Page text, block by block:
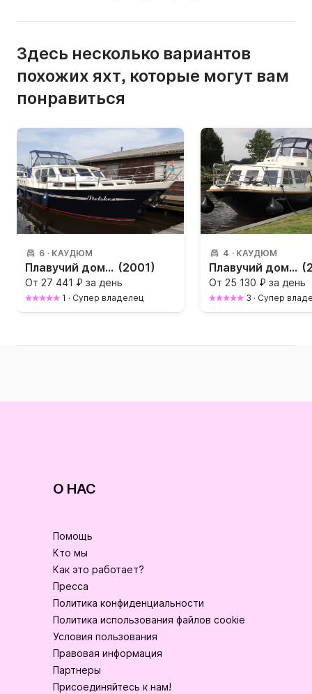
Здесь несколько вариантов
похожих яхт, которые могут вам
понравиться
6 · КАУДЮМ
Плавучий дом Pedro Boat Skiron'35 65л.с. (2001)
От 27 441 ₽ за день
1 · Супер владелец
4 · КАУДЮМ
Плавучий дом Holiday 1000
От 25 130 ₽ за день
3 · Супер
О НАС
Помощь
Кто мы
Как это работает?
Пресса
Политика конфиденциальности
Политика использования файлов cookie
Условия пользования
Правовая информация
Партнеры
Присоединяйтесь к нам!